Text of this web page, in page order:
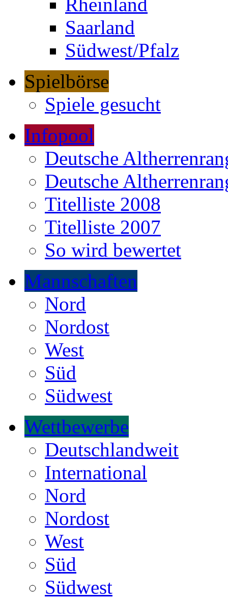
Rheinland
Saarland
Südwest/Pfalz
Spielbörse
Spiele gesucht
Infopool
Deutsche
Deutsche
Titelliste 2008
Titelliste 2007
So wird bewertet
Mannschaften
Nord
Nordost
West
Süd
Südwest
Wettbewerbe
Deutschlandweit
International
Nord
Nordost
West
Süd
Südwest